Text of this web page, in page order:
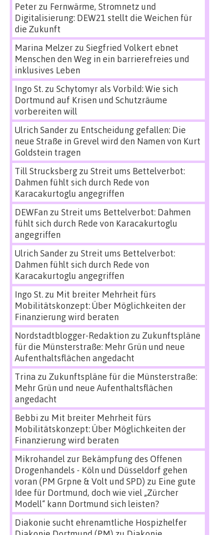
Peterzu Fernwärme, Stromnetz und
Digitalisierung: DEW21 stellt die Weichen für
die Zukunft
Marina Melzerzu Siegfried Volkert ebnet
Menschen den Weg in ein barrierefreies und
inklusives Leben
Ingo St.zu Schytomyr als Vorbild: Wie sich
Dortmund auf Krisen und Schutzräume
vorbereiten will
Ulrich Sanderzu Entscheidung gefallen: Die
neue Straße in Grevel wird den Namen von Kurt
Goldstein tragen
Till Strucksbergzu Streit ums Bettelverbot:
Dahmen fühlt sich durch Rede von
Karacakurtoglu angegriffen
DEWFan zu Streit ums Bettelverbot: Dahmen
fühlt sich durch Rede von Karacakurtoglu
angegriffen
Ulrich Sanderzu Streit ums Bettelverbot:
Dahmen fühlt sich durch Rede von
Karacakurtoglu angegriffen
Ingo St.zu Mit breiter Mehrheit fürs
Mobilitätskonzept: Über Möglichkeiten der
Finanzierung wird beraten
Nordstadtblogger-Redaktion zu Zukunftspläne
für die Münsterstraße: Mehr Grün und neue
Aufenthaltsflächen angedacht
Trina zu Zukunftspläne für die Münsterstraße:
Mehr Grün und neue Aufenthaltsflächen
angedacht
Bebbi zu Mit breiter Mehrheit fürs
Mobilitätskonzept: Über Möglichkeiten der
Finanzierung wird beraten
Mikrohandel zur Bekämpfung des Offenen
Drogenhandels - Köln und Düsseldorf gehen
voran (PM Grpne & Volt und SPD) zu Eine gute
Idee für Dortmund, doch wie viel „Zürcher
Modell“ kann Dortmund sich leisten?
Diakonie sucht ehrenamtliche Hospizhelfer